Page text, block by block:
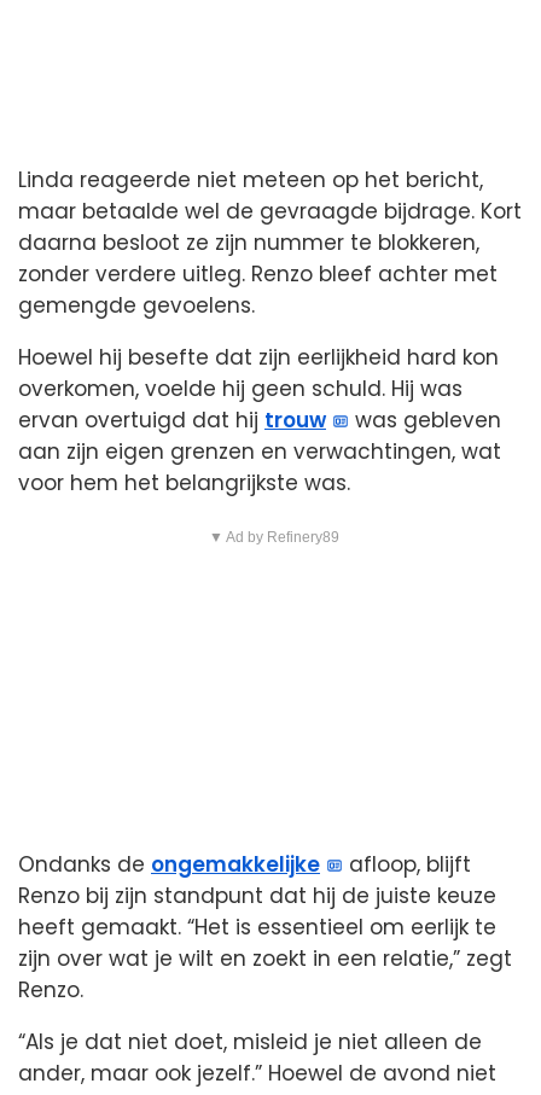
Linda reageerde niet meteen op het bericht,
maar betaalde wel de gevraagde bijdrage. Kort
daarna besloot ze zijn nummer te blokkeren,
zonder verdere uitleg. Renzo bleef achter met
gemengde gevoelens.
Hoewel hij besefte dat zijn eerlijkheid hard kon
overkomen, voelde hij geen schuld. Hij was
ervan overtuigd dat hij trouw
was gebleven
aan zijn eigen grenzen en verwachtingen, wat
voor hem het belangrijkste was.
▼ Ad by Refinery89
Ondanks de ongemakkelijke
afloop, blijft
Renzo bij zijn standpunt dat hij de juiste keuze
heeft gemaakt. “Het is essentieel om eerlijk te
zijn over wat je wilt en zoekt in een relatie,” zegt
Renzo.
“Als je dat niet doet, misleid je niet alleen de
ander, maar ook jezelf.” Hoewel de avond niet